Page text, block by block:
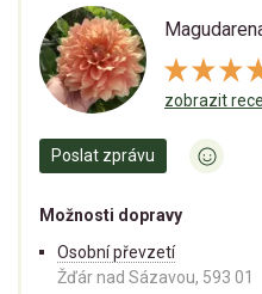
zobrazit
Poslat zprávu
Možnosti dopravy
Osobní převzetí
Žďár nad Sázavou, 593 01